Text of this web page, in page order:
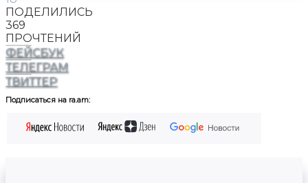
ПОДЕЛИЛИСЬ
369
ПРОЧТЕНИЙ
ФЕЙСБУК
ТЕЛЕГРАМ
ТВИТТЕР
Подписаться на ra.am: